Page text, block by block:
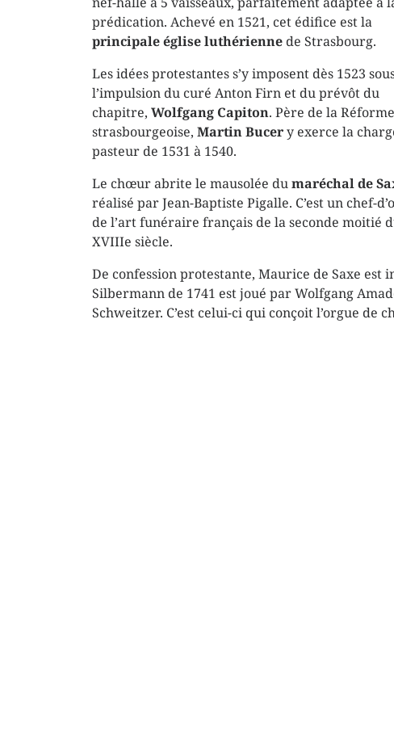
prédication. Achevé en 1521, cet édifice est la
principale église luthérienne de Strasbourg.
Les idées protestantes s’y imposent dès 1523
l’impulsion du curé Anton Firn et du prévôt du
chapitre, Wolfgang Capiton. Père de la Réforme
strasbourgeoise, Martin Bucery exerce la
pasteur de 1531 à 1540.
Le chœur abrite le mausolée dumaréchal de
réalisé par Jean-Baptiste Pigalle. C’est un chef-
de l’art funéraire français de la seconde moitié
XVIIIe siècle.
De confession protestante, Maurice de Saxe est
Silbermann de 1741 est joué par Wolfgang
Schweitzer. C’est celui-ci qui conçoit l’orgue de